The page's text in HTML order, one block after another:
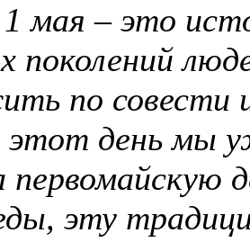
мая – это
поколений
по совести
этот день мы
первомайскую
эту